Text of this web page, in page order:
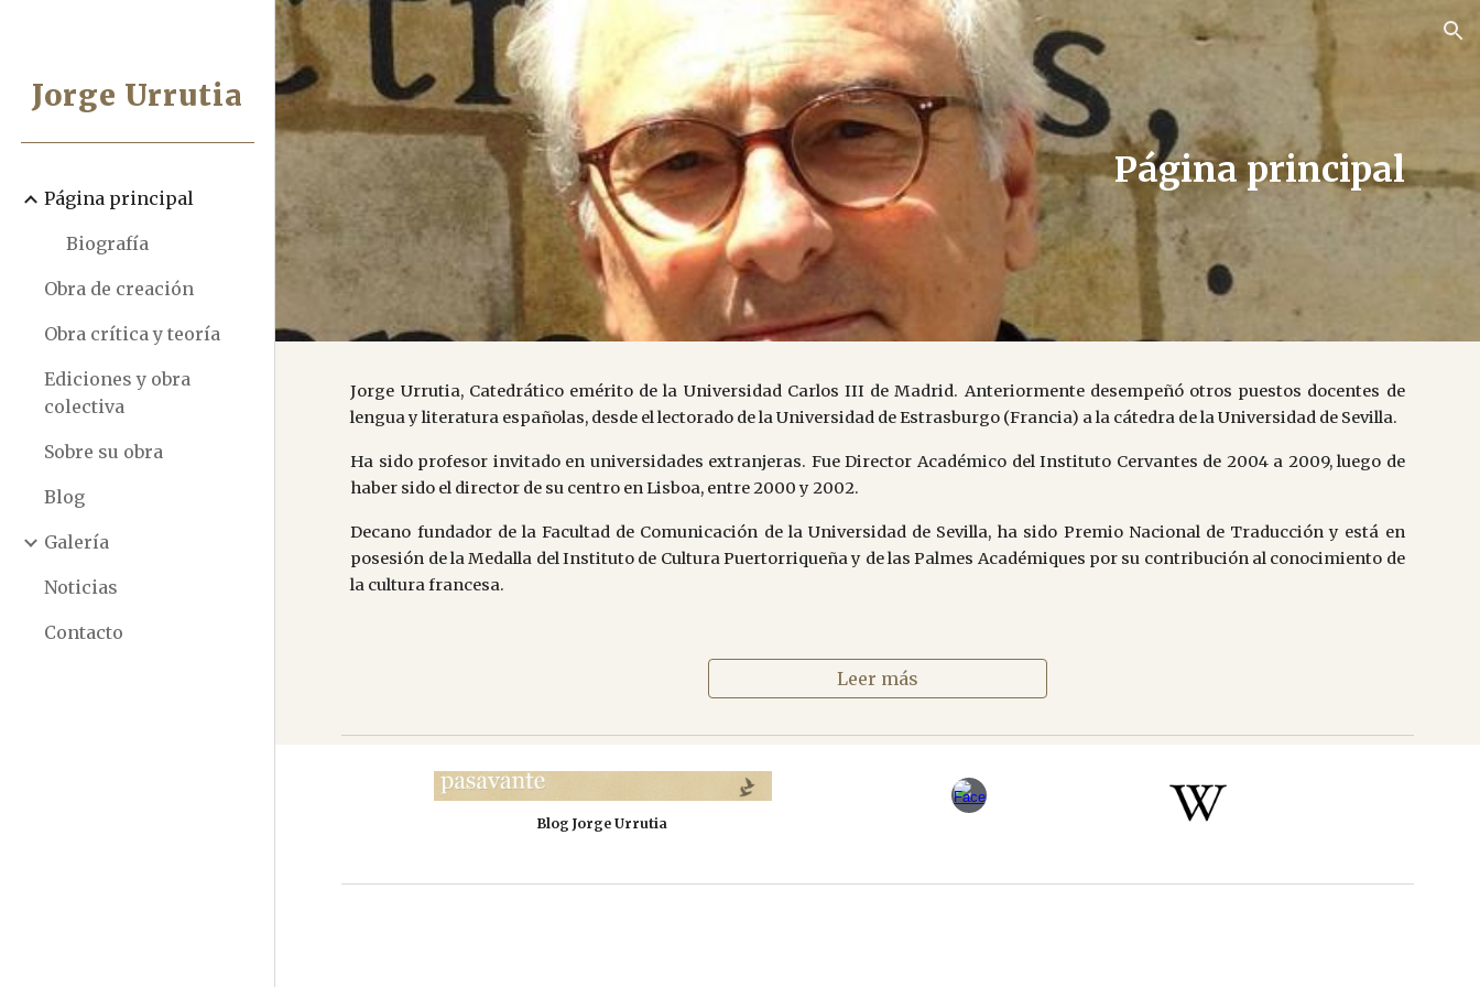
Skip to main content Skip to navigation
Jorge Urrutia
Página principal
Biografía
Obra de creación
Obra crítica y teoría
Ediciones y obra
colectiva
Sobre su obra
Blog
Galería
Noticias
Contacto
Página principal
Jorge Urrutia, Catedrático emérito de la Universidad Carlos III de Madrid. Anteriormente desempeñó otros puestos docentes de
lengua y literatura españolas, desde el lectorado de la Universidad de Estrasburgo (Francia) a la cátedra de la Universidad de Sevilla.
Ha sido profesor invitado en universidades extranjeras. Fue Director Académico del Instituto Cervantes de 2004 a 2009, luego de
haber sido el director de su centro en Lisboa, entre 2000 y 2002.
Decano fundador de la Facultad de Comunicación de la Universidad de Sevilla, ha sido Premio Nacional de Traducción y está en
posesión de la Medalla del Instituto de Cultura Puertorriqueña y de las Palmes Académiques por su contribución al conocimiento de
la cultura francesa.
Leer más
Blog Jorge Urrutia